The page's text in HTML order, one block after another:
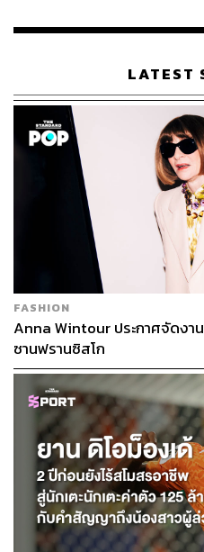
เรือนไทยที่ถูกซุกไว้
LATEST
FASHION
Anna Wintour ประกาศจัดงา
ซานฟรานซิสโก